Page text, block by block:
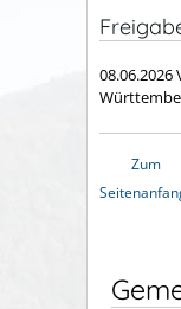
Zum